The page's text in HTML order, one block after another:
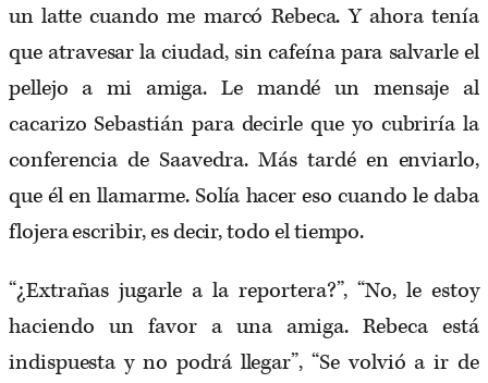
un latte cuando me marcó Rebeca. Y ahora tenía
que atravesar la ciudad, sin cafeína para salvarle el
pellejo a mi amiga. Le mandé un mensaje al
cacarizo Sebastián para decirle que yo cubriría la
conferencia de Saavedra. Más tardé en enviarlo,
que él en llamarme. Solía hacer eso cuando le daba
flojera escribir, es decir, todo el tiempo.
“¿Extrañas jugarle a la reportera?”, “No, le estoy
haciendo un favor a una amiga. Rebeca está
indispuesta y no podrá llegar”, “Se volvió a ir de